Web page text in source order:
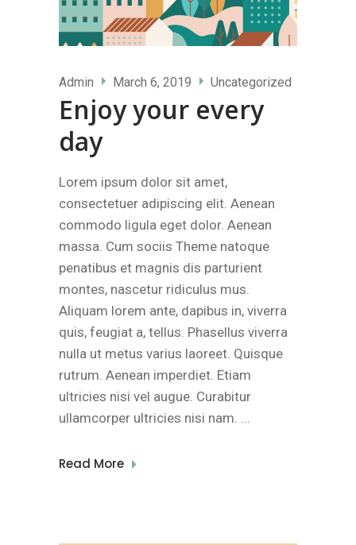
Admin March 6, 2019 Uncategorized
Enjoy your every
day
Lorem ipsum dolor sit amet,
consectetuer adipiscing elit. Aenean
commodo ligula eget dolor. Aenean
massa. Cum sociis Theme natoque
penatibus et magnis dis parturient
montes, nascetur ridiculus mus.
Aliquam lorem ante, dapibus in, viverra
quis, feugiat a, tellus. Phasellus viverra
nulla ut metus varius laoreet. Quisque
rutrum. Aenean imperdiet. Etiam
ultricies nisi vel augue. Curabitur
ullamcorper ultricies nisi nam.
Read More